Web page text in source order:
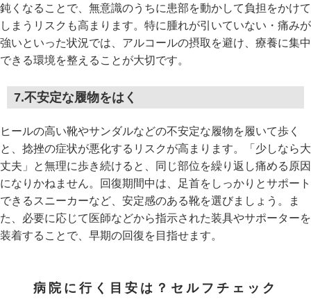
鈍くなることで、無意識のうちに患部を動かして負担をかけて
しまうリスクも高まります。特に腫れが引いていない・痛みが
強いといった状況では、アルコールの摂取を避け、療養に集中
できる環境を整えることが大切です。
7.不安定な履物をはく
ヒールの高い靴やサンダルなどの不安定な履物を履いて歩く
と、捻挫の症状が悪化するリスクが高まります。「少しなら大
丈夫」と無理に歩き続けると、同じ部位を繰り返し痛める原因
になりかねません。回復期間中は、足首をしっかりとサポート
できるスニーカーなど、安定感のある靴を選びましょう。ま
た、必要に応じて医師などから指示された装具やサポーターを
装着することで、早期の回復を目指せます。
病院に行く目安は？セルフチェック